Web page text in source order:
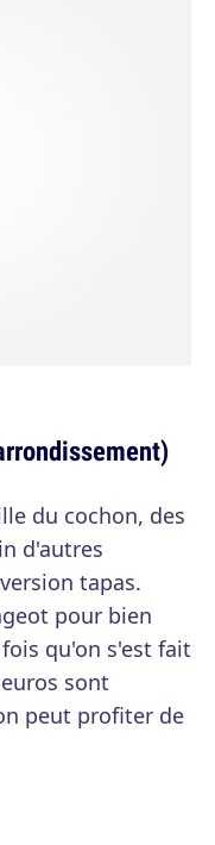
du cochon, des
d'autres
tapas.
pour bien
qu'on s'est fait
sont
peut profiter de